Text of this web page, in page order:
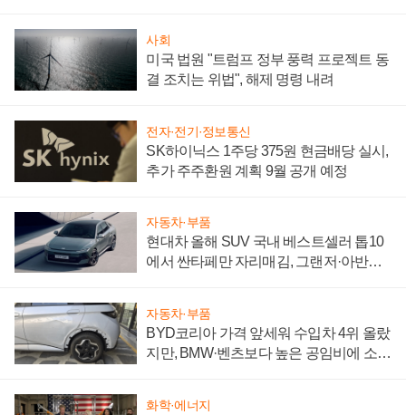
사회
미국 법원 "트럼프 정부 풍력 프로젝트 동
결 조치는 위법", 해제 명령 내려
전자·전기·정보통신
SK하이닉스 1주당 375원 현금배당 실시,
추가 주주환원 계획 9월 공개 예정
자동차·부품
현대차 올해 SUV 국내 베스트셀러 톱10
에서 싼타페만 자리매김, 그랜저·아반떼
자동차·부품
BYD코리아 가격 앞세워 수입차 4위 올랐
지만, BMW·벤츠보다 높은 공임비에 소비
화학·에너지